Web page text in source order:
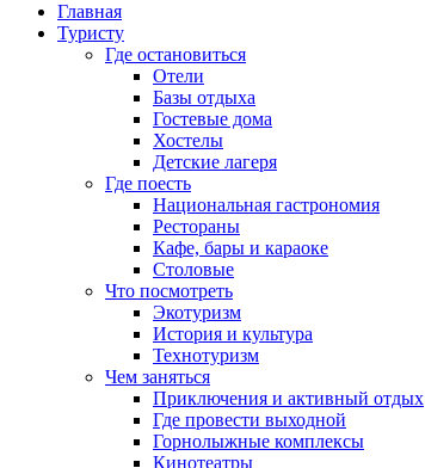
Главная
Туристу
Где остановиться
Отели
Базы отдыха
Гостевые дома
Хостелы
Детские лагеря
Где поесть
Национальная гастрономия
Рестораны
Кафе, бары и караоке
Столовые
Что посмотреть
Экотуризм
История и культура
Технотуризм
Чем заняться
Приключения и активный отдых
Где провести выходной
Горнолыжные комплексы
Кинотеатры